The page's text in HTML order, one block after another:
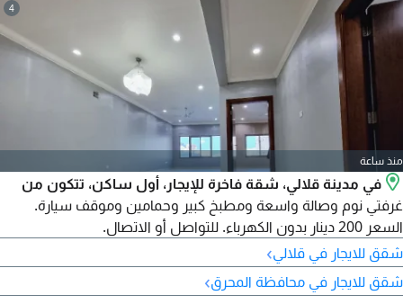
4
منذ ساعة
في مدينة قلالي، شقة فاخرة للإيجار، أول ساكن، تتكون من
غرفتي نوم وصالة واسعة ومطبخ كبير وحمامين وموقف سيارة.
السعر 200 دينار بدون الكهرباء. للتواصل أو الاتصال.
شقق للايجار في قلالي›
شقق للايجار في محافظة المحرق›